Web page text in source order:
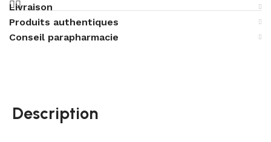
Livraison
Produits authentiques
Conseil parapharmacie
Description